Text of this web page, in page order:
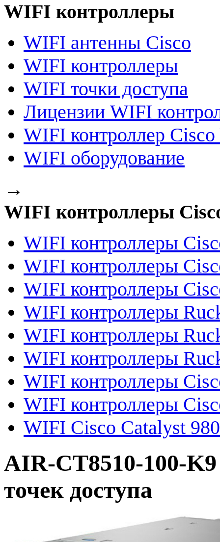
WIFI контроллеры
WIFI антенны Cisco
WIFI контроллеры
WIFI точки доступа
Лицензии WIFI
WIFI контроллер
WIFI оборудование
→
WIFI контроллеры
WIFI контроллеры
WIFI контроллеры
WIFI контроллеры
WIFI контроллеры
WIFI контроллеры
WIFI контроллеры
WIFI контроллеры
WIFI контроллеры
WIFI Cisco Catalyst
AIR-CT8510-100-
точек доступа